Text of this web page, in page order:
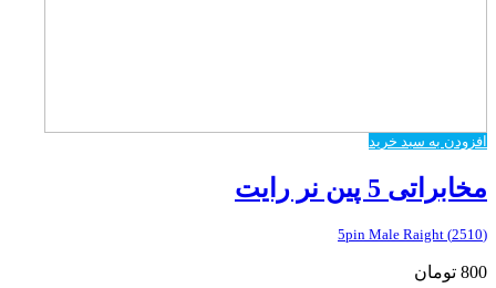
افزودن به سبد خرید
مخابراتی 5 پین نر رایت
(2510) 5pin Male Raight
800 تومان